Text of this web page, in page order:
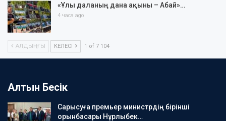
«Ұлы даланың дана ақыны – Абай»…
4 часа ago
АЛДЫҢҒЫ КЕЛЕСІ 1 of 7 104
Алтын Бесік
Сарысуға премьер министрдің бірінші
орынбасары Нұрлыбек…